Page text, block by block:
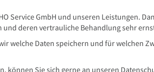
Service GmbH und unseren Leistungen.
deren vertrauliche Behandlung sehr
welche Daten speichern und für welchen
können Sie sich gerne an unseren